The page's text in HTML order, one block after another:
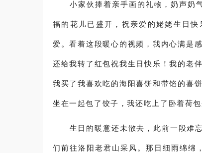
小家伙捧着亲手画的礼物，奶声奶气
福的花儿已盛开，祝亲爱的姥姥生日
爱。看着这段暖心的视频，我内心满是
还给我转了红包祝我生日快乐！我的老
我买了我喜欢吃的海阳喜饼和带馅的喜
坐在一起包了饺子，我还吃上了卧着荷
生日的暖意还未散去，此前一段难忘
们前往洛阳老君山采风。那日细雨绵绵